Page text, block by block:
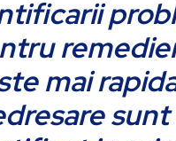
mai